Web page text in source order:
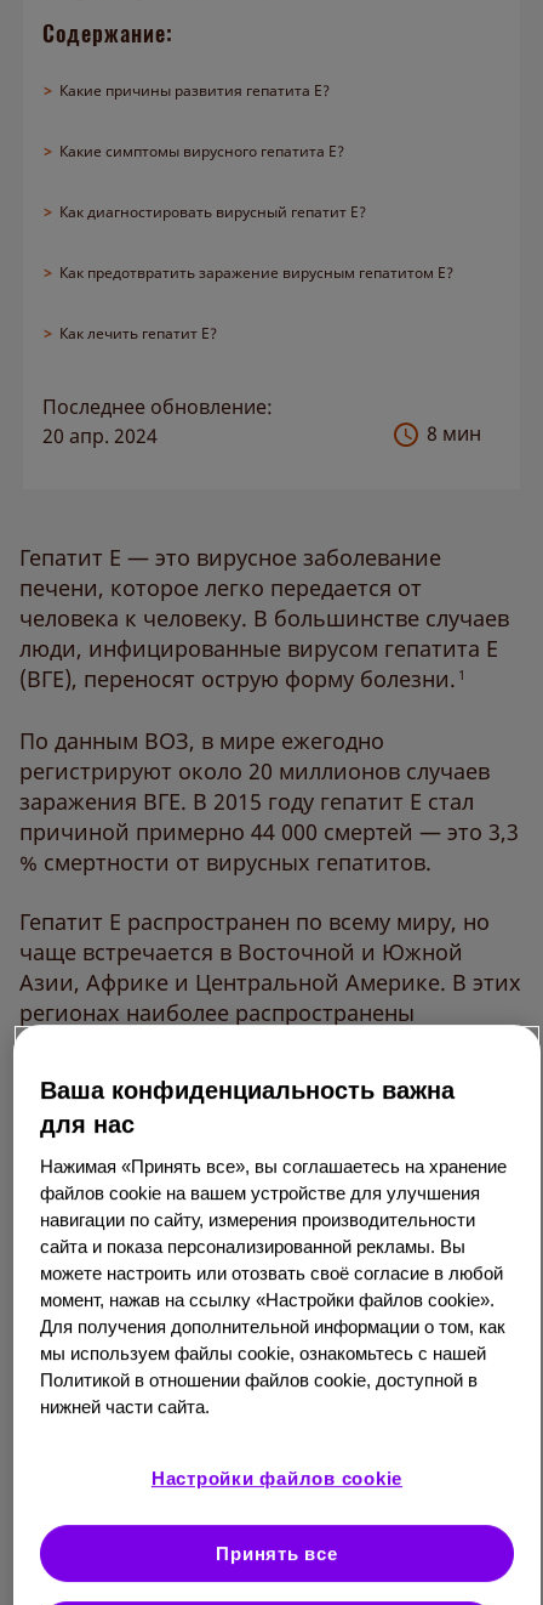
О препарате
О нас
Содержание:
>Какие причины развития гепатита Е?
>Какие симптомы вирусного гепатита Е?
>Как диагностировать вирусный гепатит Е?
>Как предотвратить заражение вирусным гепатитом Е?
>Как лечить гепатит Е?
Последнее обновление:
20 апр. 2024
8 мин
Гепатит Е — это вирусное заболевание
печени, которое легко передается от
человека к человеку. В большинстве случаев
люди, инфицированные вирусом гепатита Е
(ВГЕ), переносят острую форму болезни. 1
По данным ВОЗ, в мире ежегодно
регистрируют около 20 миллионов случаев
заражения ВГЕ. В 2015 году гепатит Е стал
причиной примерно 44 000 смертей — это 3,3
% смертности от вирусных гепатитов.
Гепатит Е распространен по всему миру, но
чаще встречается в Восточной и Южной
Азии, Африке и Центральной Америке. В этих
регионах наиболее распространены
генотипы вируса под номерами 1 и 2. В
генотип номер 3.
Обычно заболевание протекает
бессимптомно или в легкой форме, но у
некоторых людей может перейти в
хроническую. Чаще это люди, получающие
иммуносупрессивную терапию (например,
после трансплантации органов), люди с
аутоиммунными заболеваниями, а также
люди, проходящие химиотерапию.2
заболевание печени, которое
легко передается от человека к
человеку
Ваша конфиденциальность важна
для нас
Нажимая «Принять все», вы соглашаетесь на хранение
файлов cookie на вашем устройстве для улучшения
навигации по сайту, измерения производительности
сайта и показа персонализированной рекламы. Вы
можете настроить или отозвать своё согласие в любой
момент, нажав на ссылку «Настройки файлов cookie».
Для получения дополнительной информации о том, как
мы используем файлы cookie, ознакомьтесь с нашей
Политикой в отношении файлов cookie, доступной в
нижней части сайта.
Настройки файлов cookie
Принять все